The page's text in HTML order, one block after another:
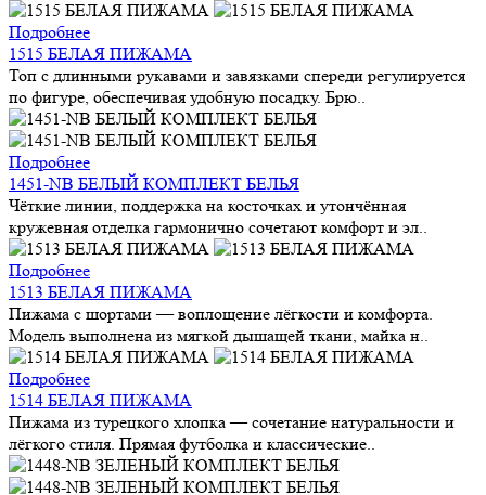
Подробнее
1515 БЕЛАЯ ПИЖАМА
Топ с длинными рукавами и завязками спереди регулируется
по фигуре, обеспечивая удобную посадку. Брю..
Подробнее
1451-NB БЕЛЫЙ КОМПЛЕКТ БЕЛЬЯ
Чёткие линии, поддержка на косточках и утончённая
кружевная отделка гармонично сочетают комфорт и эл..
Подробнее
1513 БЕЛАЯ ПИЖАМА
Пижама с шортами — воплощение лёгкости и комфорта.
Модель выполнена из мягкой дышащей ткани, майка н..
Подробнее
1514 БЕЛАЯ ПИЖАМА
Пижама из турецкого хлопка — сочетание натуральности и
лёгкого стиля. Прямая футболка и классические..